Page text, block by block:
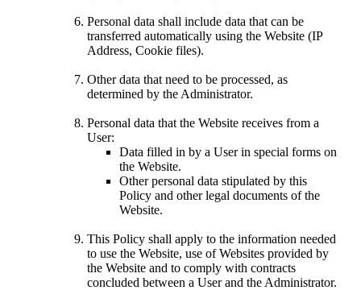
Personal data shall include data that can be
transferred automatically using the Website (IP
Address, Cookie files).
Other data that need to be processed, as
determined by the Administrator.
Personal data that the Website receives from a
User:
Data filled in by a User in special forms on
the Website.
Other personal data stipulated by this
Policy and other legal documents of the
Website.
This Policy shall apply to the information needed
to use the Website, use of Websites provided by
the Website and to comply with contracts
concluded between a User and the Administrator.